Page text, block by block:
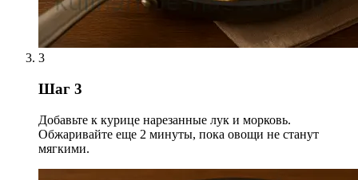
3
Шаг 3
Добавьте к курице нарезанные лук и морковь.
Обжаривайте еще 2 минуты, пока овощи не станут
мягкими.